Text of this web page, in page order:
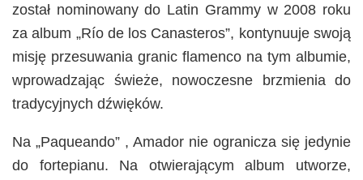
został nominowany do Latin Grammy w 2008 roku
za album „Río de los Canasteros”, kontynuuje swoją
misję przesuwania granic flamenco na tym albumie,
wprowadzając świeże, nowoczesne brzmienia do
tradycyjnych dźwięków.
Na „Paqueando” , Amador nie ogranicza się jedynie
do fortepianu. Na otwierającym album utworze,